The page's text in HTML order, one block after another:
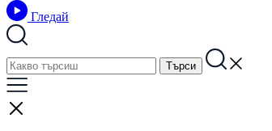
Гледай